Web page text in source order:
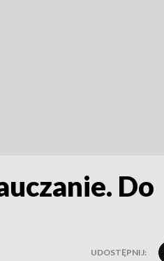
Do
UDOSTĘPNIJ: